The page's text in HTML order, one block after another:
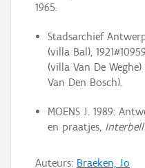
1965.
Stadsarchief
(villa Bal),
(villa Van De
Van Den Bosch).
MOENS J. 1989:
en praatjes,
Auteurs: Braeken, Jo